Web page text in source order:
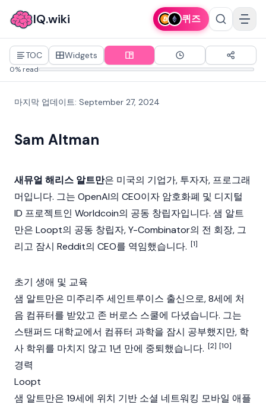
IQ.wiki 퀴즈
TOC Widgets
0% read
마지막 업데이트: September 27, 2024
Sam Altman
새뮤얼 해리스 알트만은 미국의 기업가, 투자자, 프로그래
머입니다. 그는 OpenAI의 CEO이자 암호화폐 및 디지털
ID 프로젝트인 Worldcoin의 공동 창립자입니다. 샘 알트
만은 Loopt의 공동 창립자, Y-Combinator의 전 회장, 그
리고 잠시 Reddit의 CEO를 역임했습니다. [1]
초기 생애 및 교육
샘 알트만은 미주리주 세인트루이스 출신으로, 8세에 처
음 컴퓨터를 받았고 존 버로스 스쿨에 다녔습니다. 그는
스탠퍼드 대학교에서 컴퓨터 과학을 잠시 공부했지만, 학
사 학위를 마치지 않고 1년 만에 중퇴했습니다. [2] [10]
경력
Loopt
샘 알트만은 19세에 위치 기반 소셜 네트워킹 모바일 애플